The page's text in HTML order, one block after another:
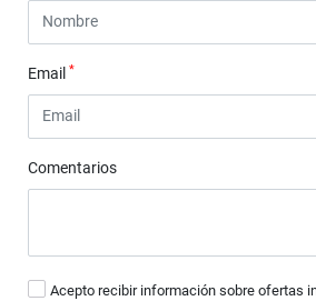
Email*
Comentarios
Acepto recibir información sobre ofertas